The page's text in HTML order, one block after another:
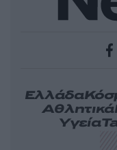
Ελλάδα
Αθλητικά
Υγεία